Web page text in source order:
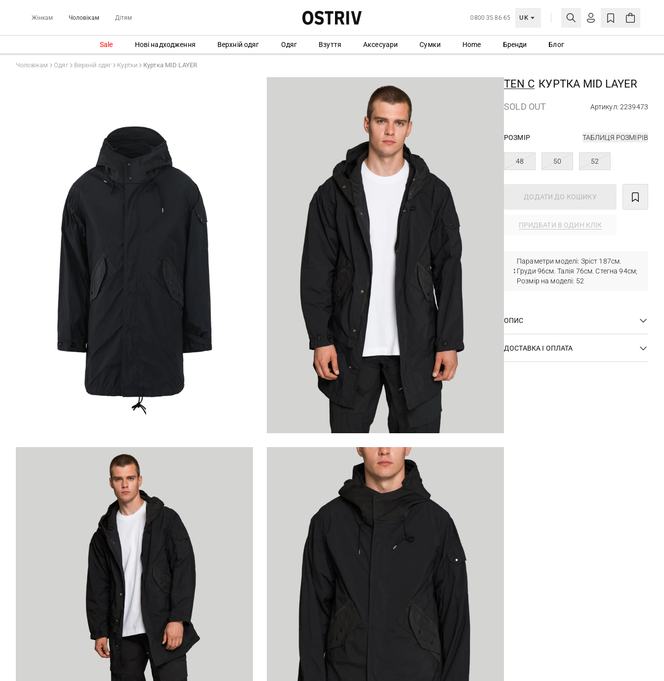
Жінкам Чоловікам Дітям 0800 35 86 65 UK
МОЯ ОБЛІКІВКА
СТВОРИТИ ОБЛІКІВКУ
Sale Нові надходження Верхній одяг Одяг Взуття Аксесуари Сумки Home Бренди Блог
Чоловікам Одяг Верхній одяг Куртки Куртка MID LAYER
TEN C КУРТКА MID LAYER
SOLD OUT Артикул: 2239473
РОЗМІР ТАБЛИЦЯ РОЗМІРІВ
48 50 52
ДОДАТИ ДО КОШИКУ
ПРИДБАТИ В ОДИН КЛІК
Параметри моделі: Зріст 187см.
Груди 96см. Талія 76см. Стегна 94см;
Розмір на моделі: 52
ОПИС
ДОСТАВКА І ОПЛАТА